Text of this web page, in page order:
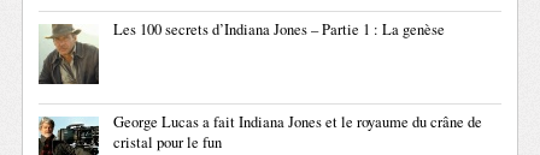
Les 100 secrets d’Indiana Jones – Partie 1 : La genèse
George Lucas a fait Indiana Jones et le royaume du crâne de
cristal pour le fun